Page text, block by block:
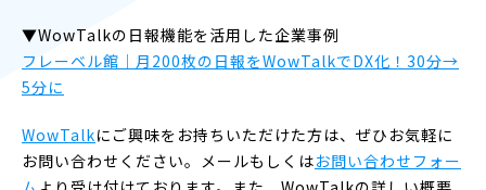
▼WowTalkの日報機能を活用した企業事例
フレーベル館｜月200枚の日報をWowTalkでDX化！30分→
5分に
WowTalkにご興味をお持ちいただけた方は、ぜひお気軽に
お問い合わせください。メールもしくはお問い合わせフォー